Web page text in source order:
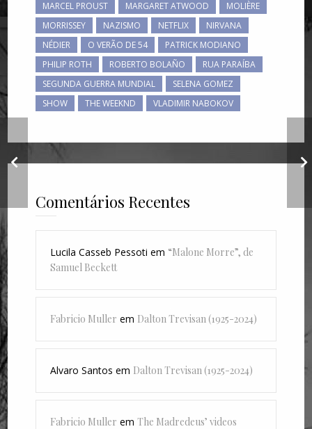
Vídeo de divulgação
MARCEL PROUST MARGARET ATWOOD
MOLIÈRE
MORRISSEY
NAZISMO NETFLIX
NIRVANA
NÉDIER
O VERÃO DE 54
PATRICK MODIANO
PHILIP ROTH
ROBERTO BOLAÑO
RUA PARAÍBA
SEGUNDA GUERRA MUNDIAL
SELENA GOMEZ
SHOW
THE WEEKND VLADIMIR NABOKOV
Comentários Recentes
Lucila Casseb Pessoti em “Malone Morre”, de
Samuel Beckett
Fabricio Muller em Dalton Trevisan (1925-2024)
Alvaro Santos em Dalton Trevisan (1925-2024)
Fabricio Muller emThe Madredeus’ videos